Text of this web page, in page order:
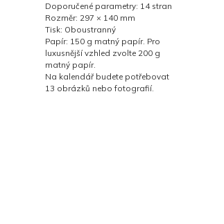
Doporučené parametry: 14 stran
Rozměr: 297 × 140 mm
Tisk: Oboustranný
Papír: 150 g matný papír. Pro
luxusnější vzhled zvolte 200 g
matný papír.
Na kalendář budete potřebovat
13 obrázků nebo fotografií.